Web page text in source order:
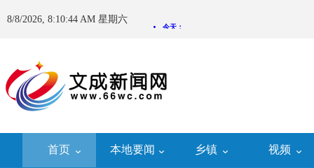
8/8/2026, 8:10:44 AM 星期六
首页 本地要闻 乡镇 视频